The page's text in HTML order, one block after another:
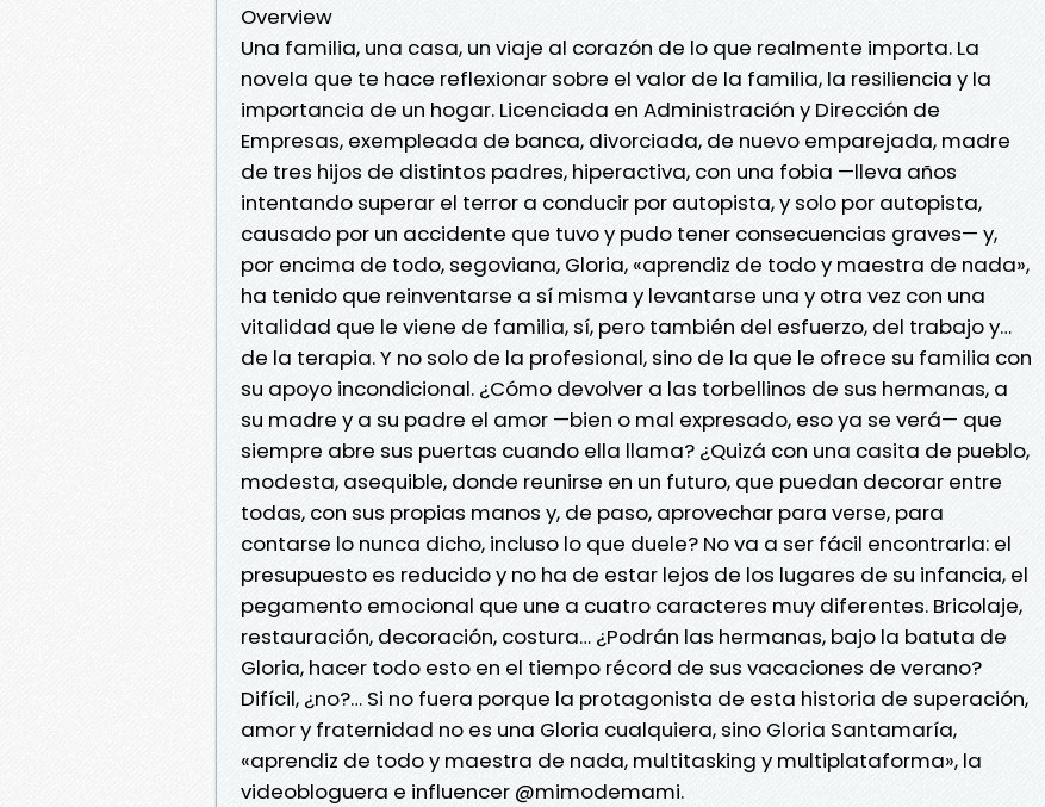
Overview
Una familia, una casa, un viaje al corazón de lo que realmente importa. La
novela que te hace reflexionar sobre el valor de la familia, la resiliencia y la
importancia de un hogar. Licenciada en Administración y Dirección de
Empresas, exempleada de banca, divorciada, de nuevo emparejada, madre
de tres hijos de distintos padres, hiperactiva, con una fobia —lleva años
intentando superar el terror a conducir por autopista, y solo por autopista,
causado por un accidente que tuvo y pudo tener consecuencias graves— y,
por encima de todo, segoviana, Gloria, «aprendiz de todo y maestra de nada»,
ha tenido que reinventarse a sí misma y levantarse una y otra vez con una
vitalidad que le viene de familia, sí, pero también del esfuerzo, del trabajo y…
de la terapia. Y no solo de la profesional, sino de la que le ofrece su familia con
su apoyo incondicional. ¿Cómo devolver a las torbellinos de sus hermanas, a
su madre y a su padre el amor —bien o mal expresado, eso ya se verá— que
siempre abre sus puertas cuando ella llama? ¿Quizá con una casita de pueblo,
modesta, asequible, donde reunirse en un futuro, que puedan decorar entre
todas, con sus propias manos y, de paso, aprovechar para verse, para
contarse lo nunca dicho, incluso lo que duele? No va a ser fácil encontrarla: el
presupuesto es reducido y no ha de estar lejos de los lugares de su infancia, el
pegamento emocional que une a cuatro caracteres muy diferentes. Bricolaje,
restauración, decoración, costura… ¿Podrán las hermanas, bajo la batuta de
Gloria, hacer todo esto en el tiempo récord de sus vacaciones de verano?
Difícil, ¿no?… Si no fuera porque la protagonista de esta historia de superación,
amor y fraternidad no es una Gloria cualquiera, sino Gloria Santamaría,
«aprendiz de todo y maestra de nada, multitasking y multiplataforma», la
videobloguera e influencer @mimodemami.